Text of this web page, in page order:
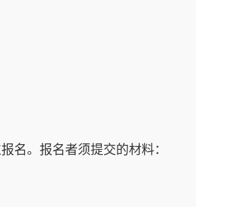
名。报名者须提交的材料：